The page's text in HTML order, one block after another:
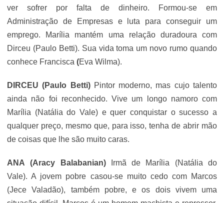
ver sofrer por falta de dinheiro. Formou-se em
Administração de Empresas e luta para conseguir um
emprego. Marília mantém uma relação duradoura com
Dirceu (Paulo Betti). Sua vida toma um novo rumo quando
conhece Francisca (Eva Wilma).
DIRCEU (Paulo Betti)Pintor moderno, mas cujo talento
ainda não foi reconhecido. Vive um longo namoro com
Marília (Natália do Vale) e quer conquistar o sucesso a
qualquer preço, mesmo que, para isso, tenha de abrir mão
de coisas que lhe são muito caras.
ANA (Aracy Balabanian)Irmã de Marília (Natália do
Vale). A jovem pobre casou-se muito cedo com Marcos
(Jece Valadão), também pobre, e os dois vivem uma